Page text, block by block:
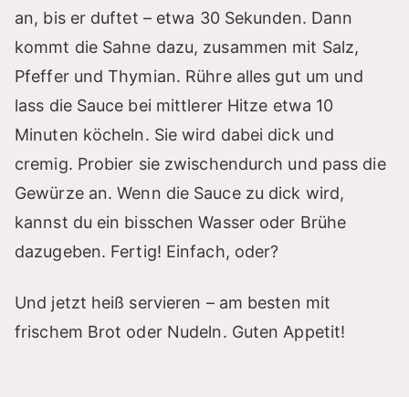
an, bis er duftet – etwa 30 Sekunden. Dann
kommt die Sahne dazu, zusammen mit Salz,
Pfeffer und Thymian. Rühre alles gut um und
lass die Sauce bei mittlerer Hitze etwa 10
Minuten köcheln. Sie wird dabei dick und
cremig. Probier sie zwischendurch und pass die
Gewürze an. Wenn die Sauce zu dick wird,
kannst du ein bisschen Wasser oder Brühe
dazugeben. Fertig! Einfach, oder?
Und jetzt heiß servieren – am besten mit
frischem Brot oder Nudeln. Guten Appetit!